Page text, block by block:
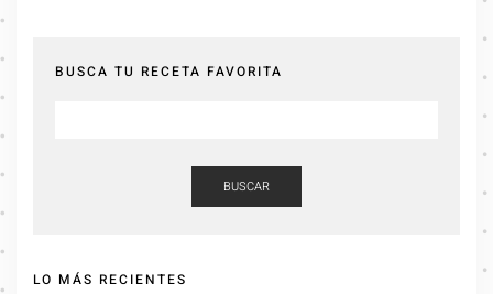
BUSCA TU RECETA FAVORITA
BUSCAR
LO MÁS RECIENTES